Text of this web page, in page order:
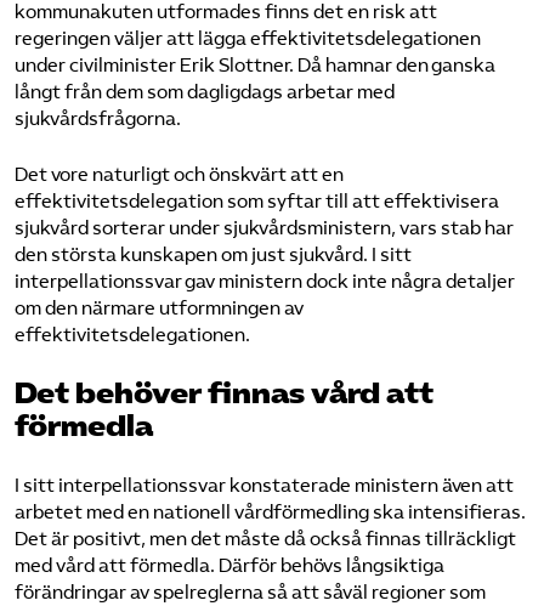
kommunakuten utformades finns det en risk att
regeringen väljer att lägga effektivitetsdelegationen
under civilminister Erik Slottner. Då hamnar den ganska
långt från dem som dagligdags arbetar med
sjukvårdsfrågorna.
Det vore naturligt och önskvärt att en
effektivitetsdelegation som syftar till att effektivisera
sjukvård sorterar under sjukvårdsministern, vars stab har
den största kunskapen om just sjukvård. I sitt
interpellationssvar gav ministern dock inte några detaljer
om den närmare utformningen av
effektivitetsdelegationen.
Det behöver finnas vård att
förmedla
I sitt interpellationssvar konstaterade ministern även att
arbetet med en nationell vårdförmedling ska intensifieras.
Det är positivt, men det måste då också finnas tillräckligt
med vård att förmedla. Därför behövs långsiktiga
förändringar av spelreglerna så att såväl regioner som